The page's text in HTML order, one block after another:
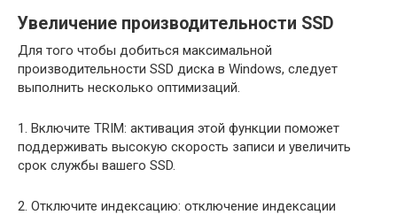
Увеличение производительности SSD
Для того чтобы добиться максимальной
производительности SSD диска в Windows, следует
выполнить несколько оптимизаций.
1. Включите TRIM: активация этой функции поможет
поддерживать высокую скорость записи и увеличить
срок службы вашего SSD.
2. Отключите индексацию: отключение индексации